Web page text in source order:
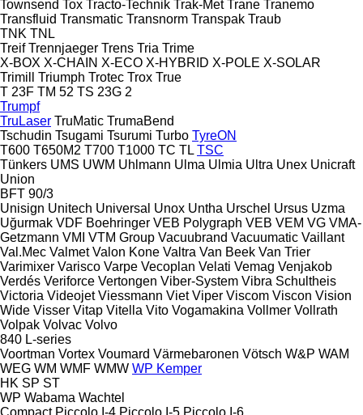
Townsend Tox Tracto-Technik Trak-Met Trane Tranemo
Transfluid Transmatic Transnorm Transpak Traub
TNK TNL
Treif Trennjaeger Trens Tria Trime
X-BOX X-CHAIN X-ECO X-HYBRID X-POLE X-SOLAR
Trimill
Triumph Trotec Trox True
T 23F TM 52 TS 23G 2
Trumpf
TruLaser TruMatic TrumaBend
Tschudin Tsugami Tsurumi Turbo TyreON
T600 T650M2 T700 T1000 TC TL TSC
Tünkers UMS UWM Uhlmann Ulma Ulmia Ultra Unex Unicraft
Union
BFT 90/3
Unisign Unitech Universal Unox Untha Urschel Ursus Uzma
Uğurmak VDF Boehringer VEB Polygraph VEB VEM VG VMA-
Getzmann VMI VTM Group Vacuubrand Vacuumatic Vaillant
Val.Mec Valmet Valon Kone Valtra Van Beek Van Trier
Varimixer Varisco Varpe Vecoplan Velati Vemag Venjakob
Verdés Veriforce Vertongen Viber-System Vibra Schultheis
Victoria Videojet Viessmann Viet Viper Viscom Viscon Vision
Wide Visser Vitap Vitella Vito Vogamakina Vollmer Vollrath
Volpak Volvac Volvo
840 L-series
Voortman Vortex Voumard Värmebaronen Vötsch W&P WAM
WEG WM WMF WMW WP Kemper
HK SP ST
WP Wabama Wachtel
Compact Piccolo I-4 Piccolo I-5 Piccolo I-6